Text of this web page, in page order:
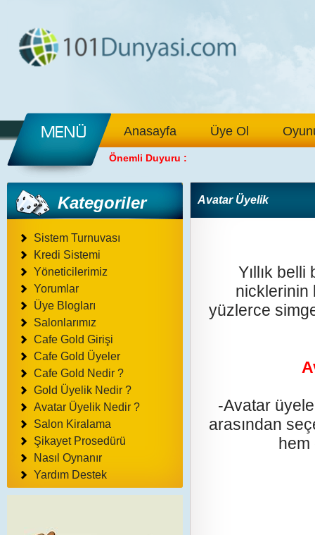
Anasayfa Üye Ol
Önemli Duyuru :
Kategoriler
Sistem Turnuvası
Kredi Sistemi
Yöneticilerimiz
Yorumlar
Üye Blogları
Salonlarımız
Cafe Gold Girişi
Cafe Gold Üyeler
Cafe Gold Nedir ?
Gold Üyelik Nedir ?
Avatar Üyelik Nedir ?
Salon Kiralama
Şikayet Prosedürü
Nasıl Oynanır
Yardım Destek
Avatar Üyelik
Yıllık
nicklerinin
yüzlerce
-Avatar
arasından
hem